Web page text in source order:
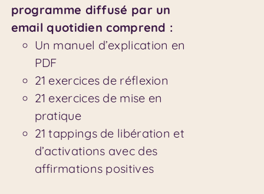
programme diffusé par un
email quotidien comprend :
Un manuel d’explication en
PDF
21 exercices de réflexion
21 exercices de mise en
pratique
21 tappings de libération et
d’activations avec des
affirmations positives